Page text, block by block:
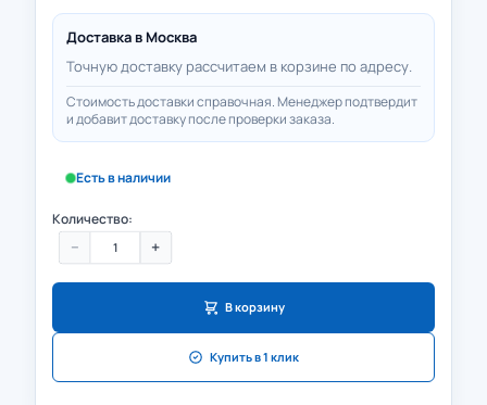
Доставка в Москва
Точную доставку рассчитаем в корзине по адресу.
Стоимость доставки справочная. Менеджер подтвердит
и добавит доставку после проверки заказа.
Есть в наличии
Количество:
− +
В корзину
Купить в 1 клик